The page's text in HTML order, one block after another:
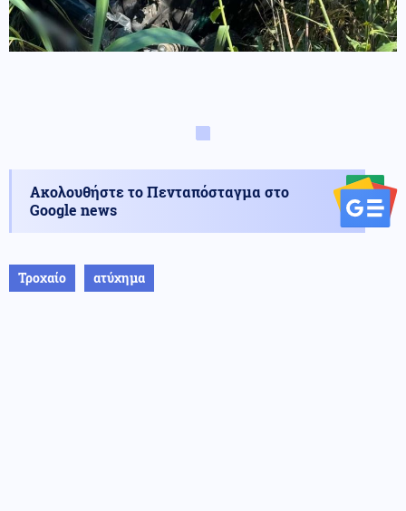
Ακολουθήστε το Πενταπόσταγμα στο
Google news
Τροχαίο ατύχημα